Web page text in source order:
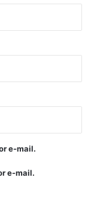
e-mail.
e-mail.